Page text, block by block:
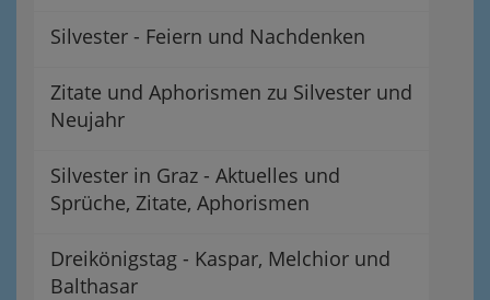
Silvester - Feiern und Nachdenken
Zitate und Aphorismen zu Silvester und
Neujahr
Silvester in Graz - Aktuelles und
Sprüche, Zitate, Aphorismen
Dreikönigstag - Kaspar, Melchior und
Balthasar